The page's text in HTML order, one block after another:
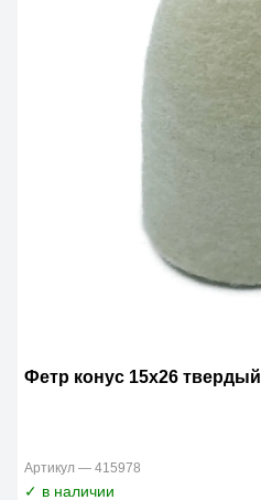
Фетр конус 15х26 твердый
Артикул — 415978
✓ в наличии